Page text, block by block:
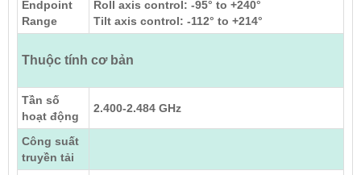
Endpoint
Range
Roll axis control: -95° to +240°
Tilt axis control: -112° to +214°
Thuộc tính cơ bản
Tần số
hoạt động
2.400-2.484 GHz
Công suất
truyền tải